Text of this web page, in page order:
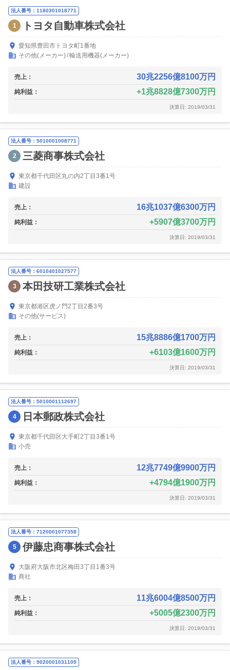
法人番号：1180301018771
1 トヨタ自動車株式会社
愛知県豊田市トヨタ町1番地
その他(メーカー) 輸送用機器(メーカー)
売上： 30兆2256億8100万円
純利益： 1兆8828億7300万円
決算日: 2019/03/31
法人番号：5010001008771
2 三菱商事株式会社
東京都千代田区丸の内2丁目3番1号
建設
売上： 16兆1037億6300万円
純利益： 5907億3700万円
決算日: 2019/03/31
法人番号：6010401027577
3 本田技研工業株式会社
東京都港区虎ノ門2丁目2番3号
その他(サービス)
売上： 15兆8886億1700万円
純利益： 6103億1600万円
決算日: 2019/03/31
法人番号：5010001112697
4 日本郵政株式会社
東京都千代田区大手町2丁目3番1号
小売
売上： 12兆7749億9900万円
純利益： 4794億1900万円
決算日: 2019/03/31
法人番号：7120001077358
5 伊藤忠商事株式会社
大阪府大阪市北区梅田3丁目1番3号
商社
売上： 11兆6004億8500万円
純利益： 5005億2300万円
決算日: 2019/03/31
法人番号：9020001031109